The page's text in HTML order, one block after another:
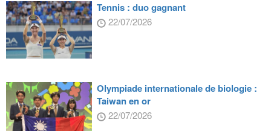
Tennis : duo gagnant
22/07/2026
Olympiade internationale de biologie :
Taiwan en or
22/07/2026